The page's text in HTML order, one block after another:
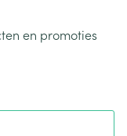
en promoties